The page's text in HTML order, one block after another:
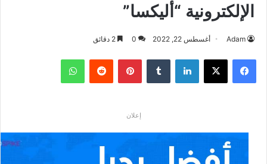
الإلكترونية “أليكسا”
Adam أغسطس 22, 2022 0
فيسبوك ‫X لينكدإن بينتيريست واتساب
إعلان